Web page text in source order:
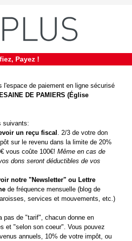
Payez !
l'espace de paiement en ligne sécurisé
DE PAMIERS (Église
suivants:
un reçu fiscal
. 2/3 de votre don
sur le revenu dans la limite de 20%
vous coûte 100€! Même en cas de
dons seront déductibles de vos
notre "Newsletter" ou Lettre
de fréquence mensuelle (blog de
services et mouvements, etc.)
pas de "tarif", chacun donne en
et "selon son coeur". Vous pouvez
annuels, 10% de votre impôt, ou